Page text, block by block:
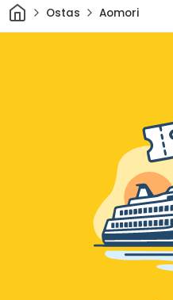
Sākums
Ostas Aomori